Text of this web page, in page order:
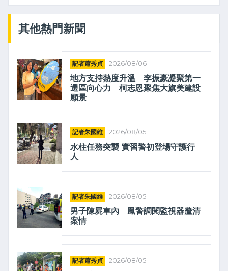
其他熱門新聞
記者蕭秀貞 2026/08/06
地方支持熱度升溫 李振豪凝聚第一
選區向心力 柯志恩聚焦大旗美建設
願景
記者朱國維 2026/08/05
水柱任務突襲 實習警初登場守護行
人
記者朱國維 2026/08/05
男子陳屍車內 鳳警調閱監視器釐清
案情
記者蕭秀貞 2026/08/05